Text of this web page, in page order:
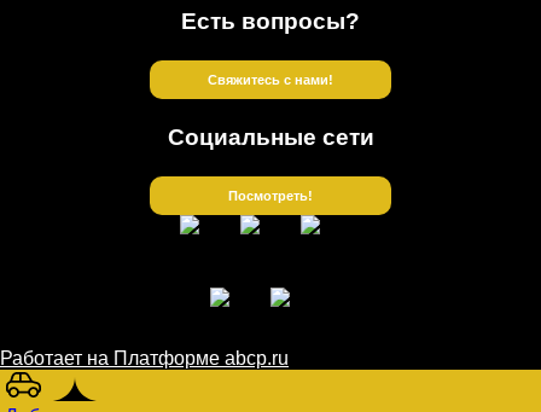
Есть вопросы?
Свяжитесь с нами!
Социальные сети
Посмотреть!
Работает на Платформе abcp.ru